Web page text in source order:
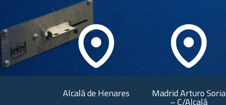
Alcalá de Henares Madrid Arturo Soria
– C/Alcalá